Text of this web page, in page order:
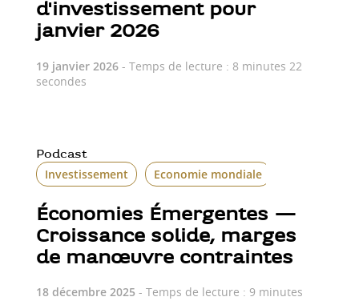
d'investissement pour
janvier 2026
19 janvier 2026- Temps de lecture : 8 minutes 22
secondes
Podcast
Investissement Economie mondiale
Économies Émergentes —
Croissance solide, marges
de manœuvre contraintes
18 décembre 2025 - Temps de lecture : 9 minutes